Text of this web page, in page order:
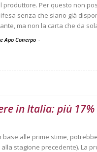
produttore. Per questo non
senza che siano già
ma non la carta che da
Apo Conerpo -
in Italia: più
base alle prime stime,
stagione precedente). La